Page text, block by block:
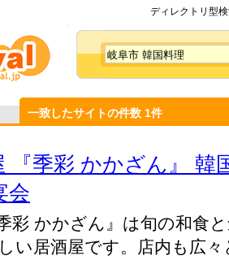
ディレクトリ型
一致したサイトの件数 1件
『季彩 かかざん』 韓
会
彩 かかざん』は旬の和食
い居酒屋です。店内も広